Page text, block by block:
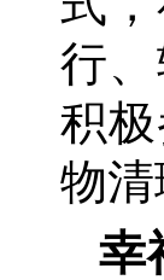
行
积
物
幸